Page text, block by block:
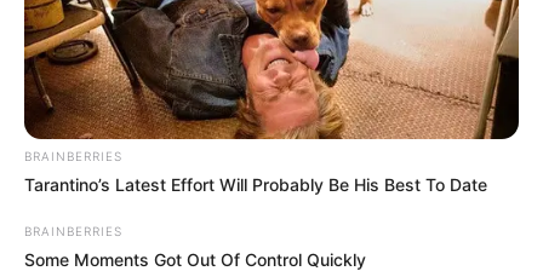
BRAINBERRIES
Tarantino’s Latest Effort Will Probably Be His Best To Date
BRAINBERRIES
Some Moments Got Out Of Control Quickly